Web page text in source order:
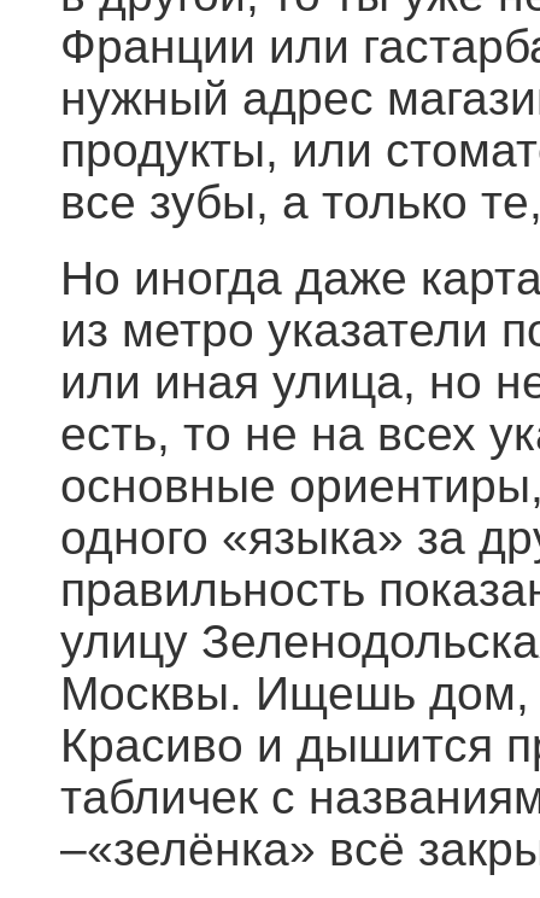
Франции или
нужный адрес
продукты, или
все зубы, а только
Но иногда даже
из метро указатели
или иная улица, но
есть, то не на всех
основные
одного «языка» за
правильность
улицу
Москвы. Ищешь дом,
Красиво и дышится
табличек с
–«зелёнка» всё